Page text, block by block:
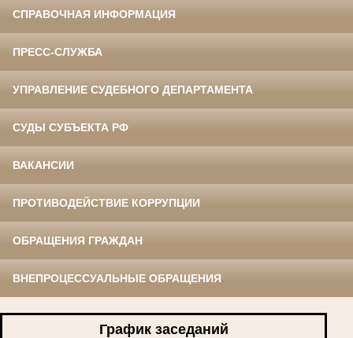
СПРАВОЧНАЯ ИНФОРМАЦИЯ
ПРЕСС-СЛУЖБА
УПРАВЛЕНИЕ СУДЕБНОГО ДЕПАРТАМЕНТА
СУДЫ СУБЪЕКТА РФ
ВАКАНСИИ
ПРОТИВОДЕЙСТВИЕ КОРРУПЦИИ
ОБРАЩЕНИЯ ГРАЖДАН
ВНЕПРОЦЕССУАЛЬНЫЕ ОБРАЩЕНИЯ
График заседаний